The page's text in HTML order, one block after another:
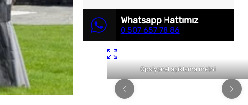
Whatsapp Hattımız
0 507 657 78 86
Opsiyonel açıklama metni